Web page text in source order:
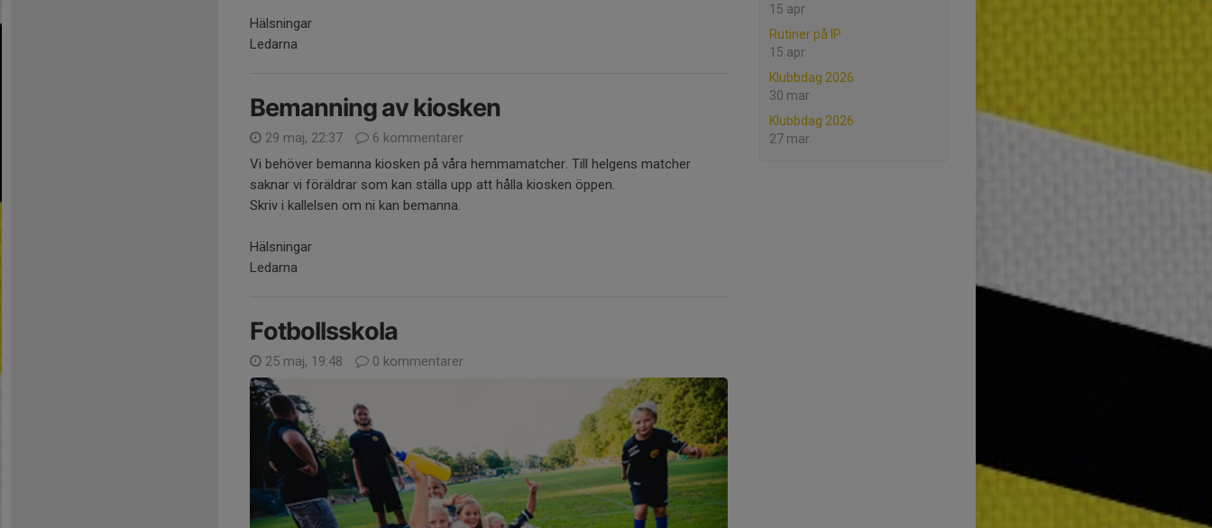
15 apr
Rutiner på IP
15 apr
Klubbdag 2026
30 mar
Klubbdag 2026
27 mar
Hälsningar
Ledarna
Bemanning av kiosken
29 maj, 22:37
6 kommentarer
Vi behöver bemanna kiosken på våra hemmamatcher. Till helgens matcher
saknar vi föräldrar som kan ställa upp att hålla kiosken öppen.
Skriv i kallelsen om ni kan bemanna.
Hälsningar
Ledarna
Fotbollsskola
25 maj, 19:48 0 kommentarer